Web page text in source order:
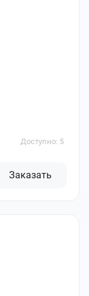
Доступно: 5
Заказать